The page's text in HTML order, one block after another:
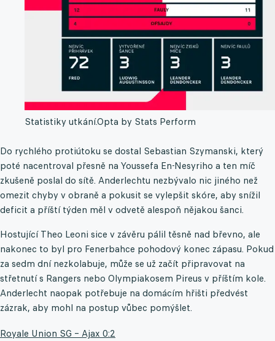
Statistiky utkání.Opta by Stats Perform
Do rychlého protiútoku se dostal Sebastian Szymanski, který
poté nacentroval přesně na Youssefa En-Nesyriho a ten míč
zkušeně poslal do sítě. Anderlechtu nezbývalo nic jiného než
omezit chyby v obraně a pokusit se vylepšit skóre, aby snížil
deficit a příští týden měl v odvetě alespoň nějakou šanci.
Hostující Theo Leoni sice v závěru pálil těsně nad břevno, ale
nakonec to byl pro Fenerbahce pohodový konec zápasu. Pokud
za sedm dní nezkolabuje, může se už začít připravovat na
střetnutí s Rangers nebo Olympiakosem Pireus v příštím kole.
Anderlecht naopak potřebuje na domácím hřišti předvést
zázrak, aby mohl na postup vůbec pomýšlet.
Royale Union SG – Ajax 0:2